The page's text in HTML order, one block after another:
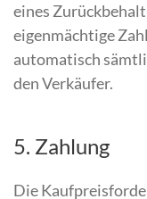
eines
eigenmächtige
automatisch
den Verkäufer.
5. Zahlung
Die